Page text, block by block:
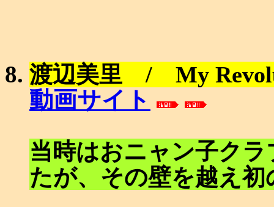
渡辺美里 / My
動画サイト
当時はおニャン子ク
たが、その壁を越え